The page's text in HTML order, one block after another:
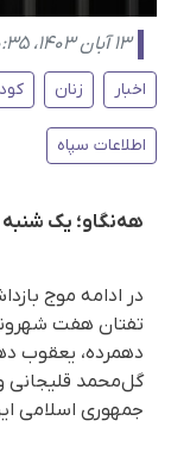
۱۳ آبان ۱۴۰۳، ۲۰:۳۵
اخبار زنان
اطلاعات سپاه
هه‌نگاو؛ یک شنبه ۱۳ آبان ۱۴۰۳
در ادامه موج
تفتان هفت
دهمرده، یعقوب
گل‌محمد قلیجانی
جمهوری اسلامی